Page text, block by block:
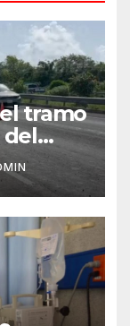
tramo
del